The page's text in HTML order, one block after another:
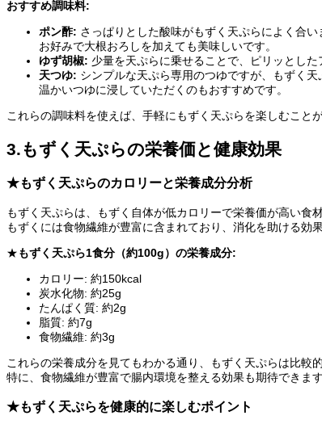
おすすめ調味料:
ポン酢: さっぱりとした酸味がもずく天ぷらによく合い
お好みで大根おろしを加えても美味しいです。
ゆず胡椒: 少量を天ぷらに乗せることで、ピリッとし
天つゆ: シンプルな天ぷら専用のつゆですが、もずく天
温かいつゆに浸していただくのもおすすめです。
これらの調味料を使えば、手軽にもずく天ぷらを楽しむことが
3.もずく天ぷらの栄養価と健康効果
★もずく天ぷらのカロリーと栄養成分分析
もずく天ぷらは、もずく自体が低カロリーで栄養価が高い食材
もずくには食物繊維が豊富に含まれており、消化を助ける効
★もずく天ぷら1食分（約100g）の栄養成分:
カロリー: 約150kcal
炭水化物: 約25g
たんぱく質: 約2g
脂質: 約7g
食物繊維: 約3g
これらの栄養成分を見てもわかる通り、もずく天ぷらは比較
特に、食物繊維が豊富で腸内環境を整える効果も期待できます
★もずく天ぷらを健康的に楽しむポイント